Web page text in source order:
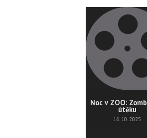
Noc v ZOO:
útěku
16. 10. 2025